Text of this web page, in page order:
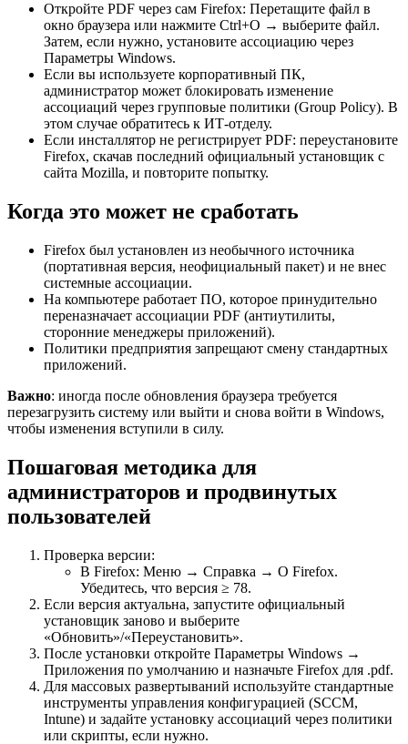
Откройте PDF через сам Firefox: Перетащите файл в
окно браузера или нажмите Ctrl+O → выберите файл.
Затем, если нужно, установите ассоциацию через
Параметры Windows.
Если вы используете корпоративный ПК,
администратор может блокировать изменение
ассоциаций через групповые политики (Group Policy). В
этом случае обратитесь к ИТ-отделу.
Если инсталлятор не регистрирует PDF: переустановите
Firefox, скачав последний официальный установщик с
сайта Mozilla, и повторите попытку.
Когда это может не сработать
Firefox был установлен из необычного источника
(портативная версия, неофициальный пакет) и не внес
системные ассоциации.
На компьютере работает ПО, которое принудительно
переназначает ассоциации PDF (антиутилиты,
сторонние менеджеры приложений).
Политики предприятия запрещают смену стандартных
приложений.
Важно: иногда после обновления браузера требуется
перезагрузить систему или выйти и снова войти в Windows,
чтобы изменения вступили в силу.
Пошаговая методика для
администраторов и продвинутых
пользователей
Проверка версии:
В Firefox: Меню → Справка → О Firefox.
Убедитесь, что версия ≥ 78.
Если версия актуальна, запустите официальный
установщик заново и выберите
«Обновить»/«Переустановить».
После установки откройте Параметры Windows →
Приложения по умолчанию и назначьте Firefox для .pdf.
Для массовых развертываний используйте стандартные
инструменты управления конфигурацией (SCCM,
Intune) и задайте установку ассоциаций через политики
или скрипты, если нужно.